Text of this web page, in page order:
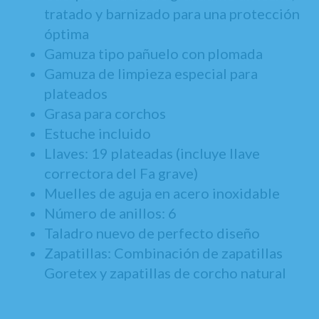
tratado y barnizado para una protección
óptima
Gamuza tipo pañuelo con plomada
Gamuza de limpieza especial para
plateados
Grasa para corchos
Estuche incluido
Llaves: 19 plateadas (incluye llave
correctora del Fa grave)
Muelles de aguja en acero inoxidable
Número de anillos: 6
Taladro nuevo de perfecto diseño
Zapatillas: Combinación de zapatillas
Goretex y zapatillas de corcho natural